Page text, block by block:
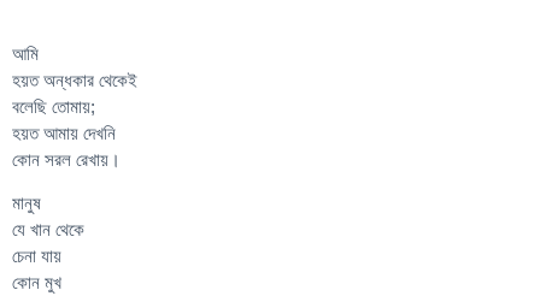
আমি
হয়ত অন্ধকার থেকেই
বলেছি তোমায়;
হয়ত আমায় দেখনি
কোন সরল রেখায়।
মানুষ
যে খান থেকে
চেনা যায়
কোন মুখ